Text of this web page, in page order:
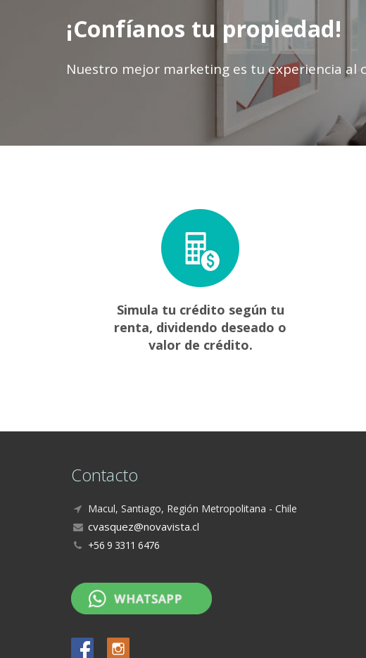
¡Confíanos tu propiedad!
Nuestro mejor marketing es tu experiencia al
Simula tu crédito según tu
renta, dividendo deseado o
valor de crédito.
Contacto
Macul, Santiago, Región Metropolitana - Chile
+56 9 3311 6476